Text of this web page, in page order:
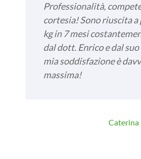
DICONO DI NOI
CONTATTI
SKYPE
ENRICO.FILIP
WHATSAPP
+39 389 2681259
Professionalità,
cortesia! Sono riuscita a
kg in 7 mesi
dal dott. Enrico e dal
mia soddisfazione è
massima!
Caterina